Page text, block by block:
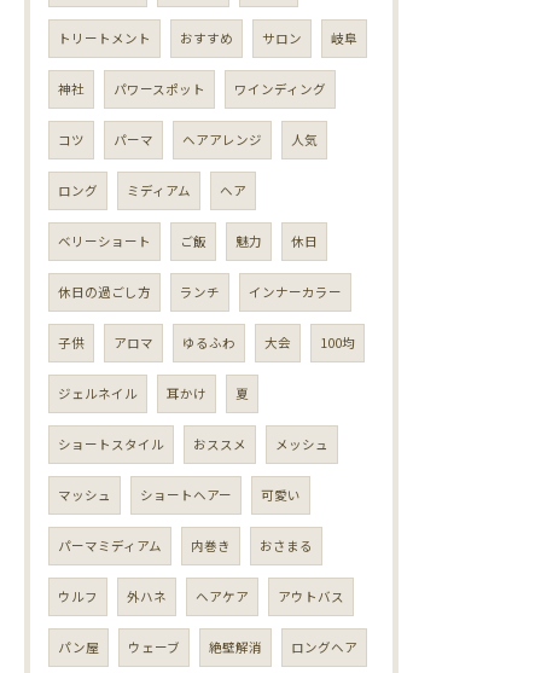
トリートメント おすすめ サロン 岐阜
神社 パワースポット ワインディング
コツ パーマ ヘアアレンジ 人気
ロング ミディアム ヘア
ベリーショート ご飯 魅力 休日
休日の過ごし方 ランチ インナーカラー
子供 アロマ ゆるふわ 大会 100均
ジェルネイル 耳かけ 夏
ショートスタイル おススメ メッシュ
マッシュ ショートヘアー 可愛い
パーマミディアム 内巻き おさまる
ウルフ 外ハネ ヘアケア アウトバス
パン屋 ウェーブ 絶壁解消 ロングヘア